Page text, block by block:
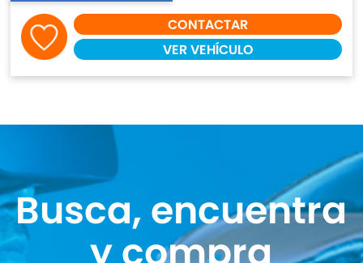
CONTACTAR
VER VEHÍCULO
Busca, encuentra
y compra